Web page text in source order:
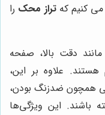
می کنیم کهتراز محک را
دقت بالا، صفحه
علاوه بر این،
همچون ضدزنگ بودن،
باشند. این ویژگی‌ها